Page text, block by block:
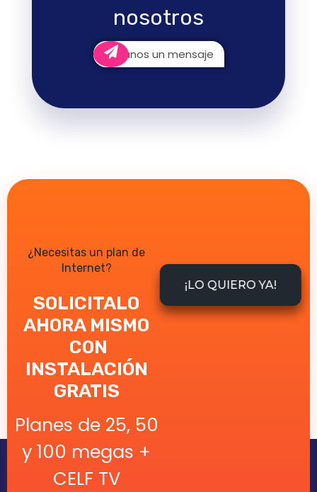
nosotros
Envianos un mensaje
¿Necesitas un plan de
Internet?
SOLICITALO
AHORA MISMO
CON
INSTALACIÓN
GRATIS
Planes de 25, 50
y 100 megas +
CELF TV
¡LO QUIERO YA!